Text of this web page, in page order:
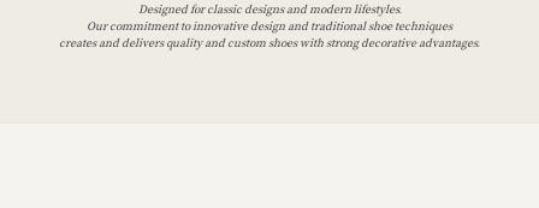
Designed for classic designs and modern lifestyles.
Our commitment to innovative design and traditional shoe techniques
creates and delivers quality and custom shoes with strong decorative advantages.